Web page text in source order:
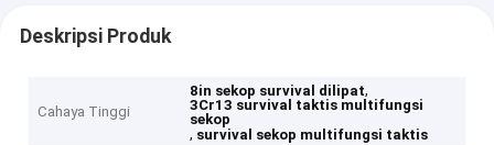
Deskripsi Produk
Cahaya Tinggi
8in sekop survival dilipat,
3Cr13 survival taktis multifungsi
sekop
, survival sekop multifungsi taktis